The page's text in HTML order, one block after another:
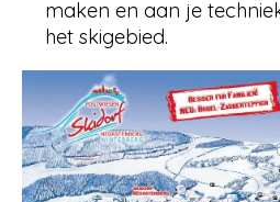
maken en aan je
het skigebied.